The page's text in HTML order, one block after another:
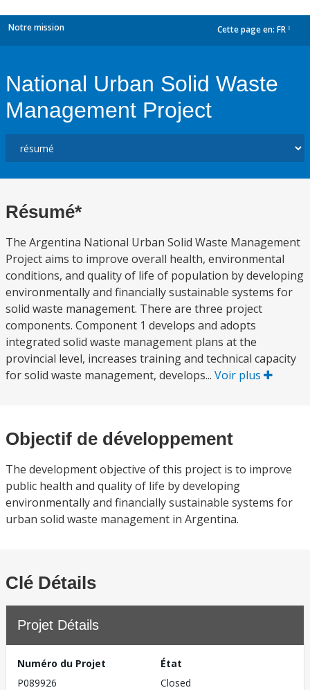
Notre mission Cette page en: FR
National Urban Solid Waste
Management Project
Résumé*
The Argentina National Urban Solid Waste Management
Project aims to improve overall health, environmental
conditions, and quality of life of population by developing
environmentally and financially sustainable systems for
solid waste management. There are three project
components. Component 1 develops and adopts
integrated solid waste management plans at the
provincial level, increases training and technical capacity
for solid waste management, develops... Voir plus
Objectif de développement
The development objective of this project is to improve
public health and quality of life by developing
environmentally and financially sustainable systems for
urban solid waste management in Argentina.
Clé Détails
Projet Détails
Numéro du Projet
P089926
État
Closed